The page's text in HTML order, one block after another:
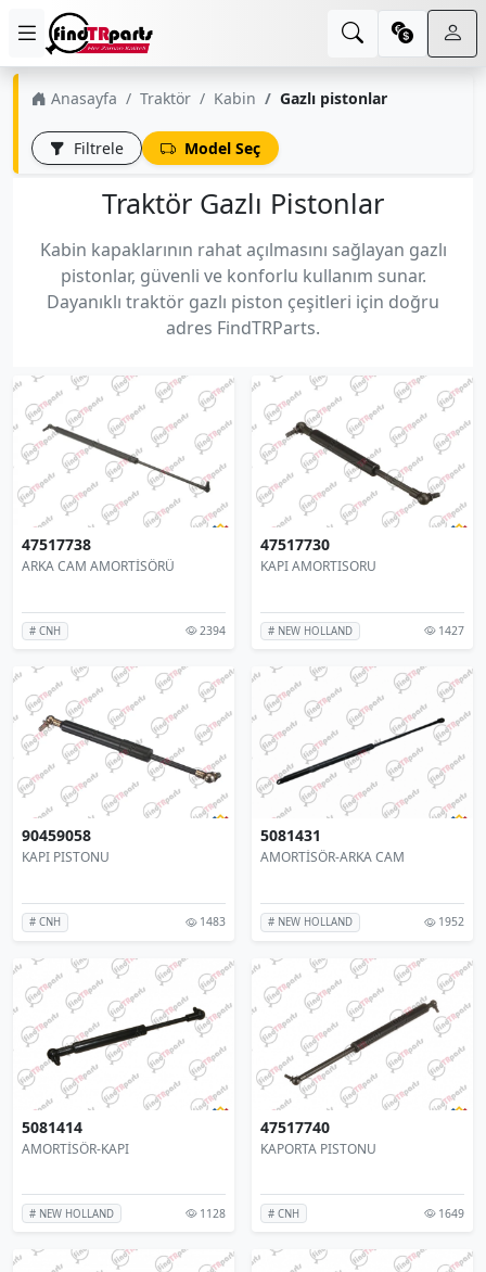
Anasayfa Traktör Kabin Gazlı pistonlar
Filtrele Model Seç
Traktör Gazlı Pistonlar
Kabin kapaklarının rahat açılmasını sağlayan gazlı
pistonlar, güvenli ve konforlu kullanım sunar.
Dayanıklı traktör gazlı piston çeşitleri için doğru
adres FindTRParts.
47517738
ARKA CAM AMORTİSÖRÜ
# CNH 2394
47517730
KAPI AMORTISORU
# NEW HOLLAND 1427
90459058
KAPI PISTONU
# CNH 1483
5081431
AMORTİSÖR-ARKA CAM
# NEW HOLLAND 1952
5081414
AMORTİSÖR-KAPI
# NEW HOLLAND 1128
47517740
KAPORTA PISTONU
# CNH 1649